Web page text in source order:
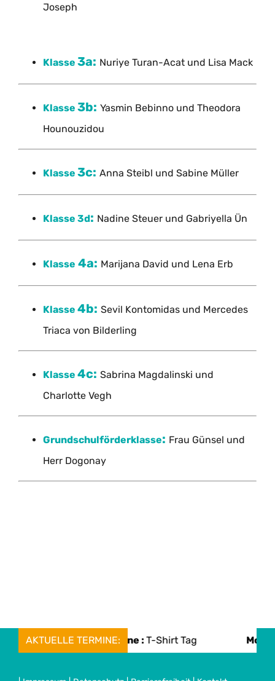
Joseph
Klasse 3a: Nuriye Turan-Acat und Lisa Mack
Klasse 3b: Yasmin Bebinno und Theodora
Hounouzidou
Klasse 3c: Anna Steibl und Sabine Müller
Klasse 3d: Nadine Steuer und Gabriyella Ün
Klasse 4a: Marijana David und Lena Erb
Klasse 4b: Sevil Kontomidas und Mercedes
Triaca von Bilderling
Klasse 4c: Sabrina Magdalinski und
Charlotte Vegh
Grundschulförderklasse: Frau Günsel und
Herr Dogonay
AKTUELLE TERMINE:
Mon, 08. June : T-Shirt Tag Mon, 08.